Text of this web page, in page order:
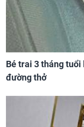
Bé trai 3 tháng
đường thở